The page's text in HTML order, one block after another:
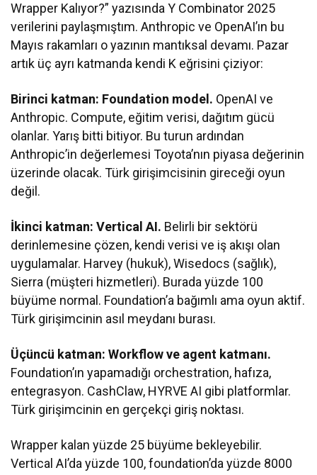
Wrapper Kalıyor?” yazısında Y Combinator 2025
verilerini paylaşmıştım. Anthropic ve OpenAI’ın bu
Mayıs rakamları o yazının mantıksal devamı. Pazar
artık üç ayrı katmanda kendi K eğrisini çiziyor:
Birinci katman: Foundation model. OpenAI ve
Anthropic. Compute, eğitim verisi, dağıtım gücü
olanlar. Yarış bitti bitiyor. Bu turun ardından
Anthropic’in değerlemesi Toyota’nın piyasa değerinin
üzerinde olacak. Türk girişimcisinin gireceği oyun
değil.
İkinci katman: Vertical AI. Belirli bir sektörü
derinlemesine çözen, kendi verisi ve iş akışı olan
uygulamalar. Harvey (hukuk), Wisedocs (sağlık),
Sierra (müşteri hizmetleri). Burada yüzde 100
büyüme normal. Foundation’a bağımlı ama oyun aktif.
Türk girişimcinin asıl meydanı burası.
Üçüncü katman: Workflow ve agent katmanı.
Foundation’ın yapamadığı orchestration, hafıza,
entegrasyon. CashClaw, HYRVE AI gibi platformlar.
Türk girişimcinin en gerçekçi giriş noktası.
Wrapper kalan yüzde 25 büyüme bekleyebilir.
Vertical AI’da yüzde 100, foundation’da yüzde 8000